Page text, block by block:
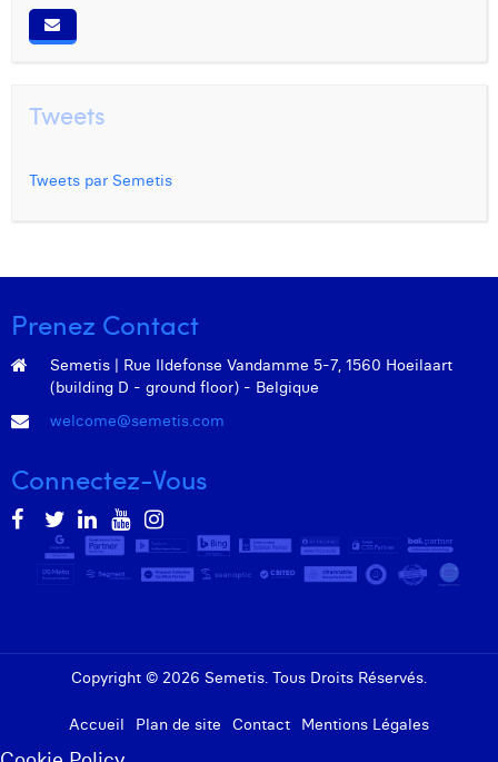
Tweets
Tweets par Semetis
Prenez Contact
Semetis | Rue Ildefonse Vandamme 5-7, 1560 Hoeilaart
(building D - ground floor) - Belgique
welcome@semetis.com
Connectez-Vous
Copyright © 2026 Semetis. Tous Droits Réservés.
Accueil Plan de site Contact Mentions Légales